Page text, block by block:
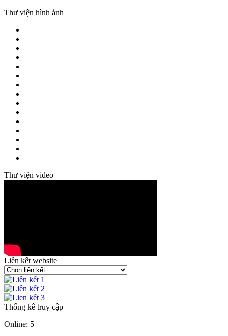
Thư viện hình ảnh
Thư viện video
Liên kết website
Thống kê truy cập
Online: 5